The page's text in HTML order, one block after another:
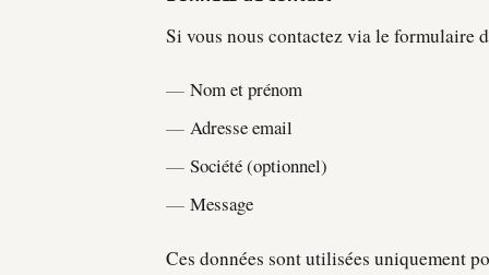
Si vous nous contactez via le formulaire
Nom et prénom
Adresse email
Société (optionnel)
Message
Ces données sont utilisées uniquement